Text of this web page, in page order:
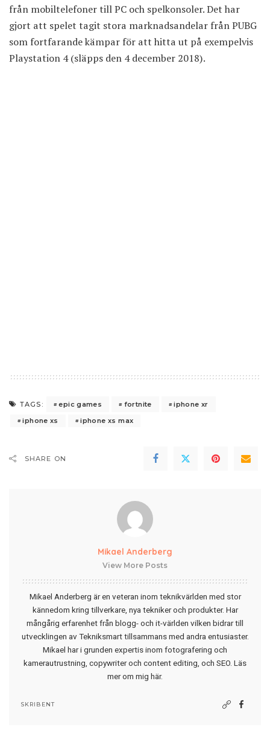
från mobiltelefoner till PC och spelkonsoler. Det har
gjort att spelet tagit stora marknadsandelar från PUBG
som fortfarande kämpar för att hitta ut på exempelvis
Playstation 4 (släpps den 4 december 2018).
TAGS: epic games fortnite
iphone xr
iphone xs
iphone xs max
SHARE ON
Mikael Anderberg
View More Posts
Mikael Anderberg är en veteran inom teknikvärlden med stor
kännedom kring tillverkare, nya tekniker och produkter. Har
mångårig erfarenhet från blogg- och it-världen vilken bidrar till
utvecklingen av Tekniksmart tillsammans med andra entusiaster.
Mikael har i grunden expertis inom fotografering och
kamerautrustning, copywriter och content editing, och SEO. Läs
mer om mig här.
SKRIBENT